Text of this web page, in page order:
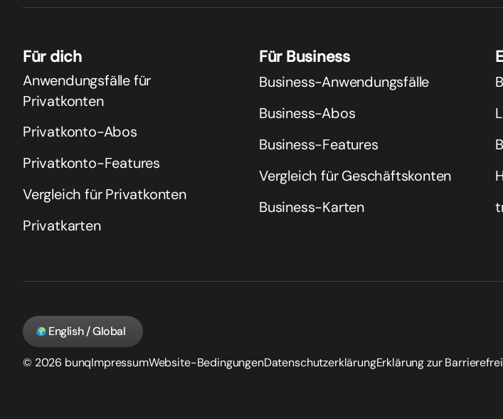
Für dich
Anwendungsfälle für
Privatkonten
Privatkonto-Abos
Privatkonto-Features
Vergleich für Privatkonten
Privatkarten
Für Business
Business-Anwendungsfälle
Business-Abos
Business-Features
Vergleich für Geschäftskonten
Business-Karten
English / Global
© 2026 bunqImpressumWebsite-BedingungenDatenschutzerklärungErklärung zur